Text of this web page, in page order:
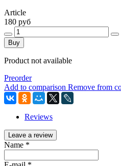
Article
180 руб
Buy
Product not available
Preorder
Add to comparison Remove from
Reviews
Leave a review
Name *